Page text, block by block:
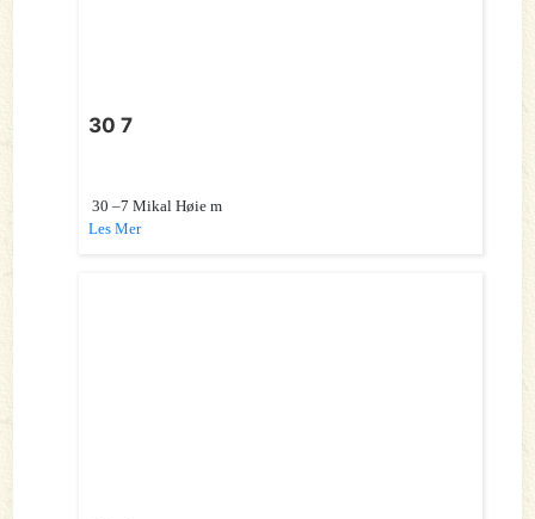
30 7
30 –7 Mikal Høie m
Les Mer